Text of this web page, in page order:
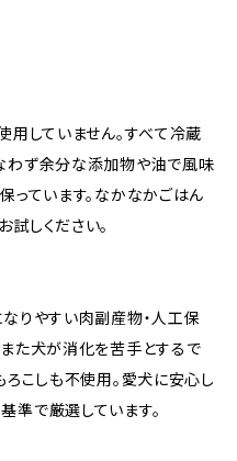
用していません。すべて冷蔵
わず余分な添加物や油で風味
っています。なかなかごはん
しください。
りやすい肉副産物・人工保
た犬が消化を苦手とするで
ろこしも不使用。愛犬に安心し
準で厳選しています。